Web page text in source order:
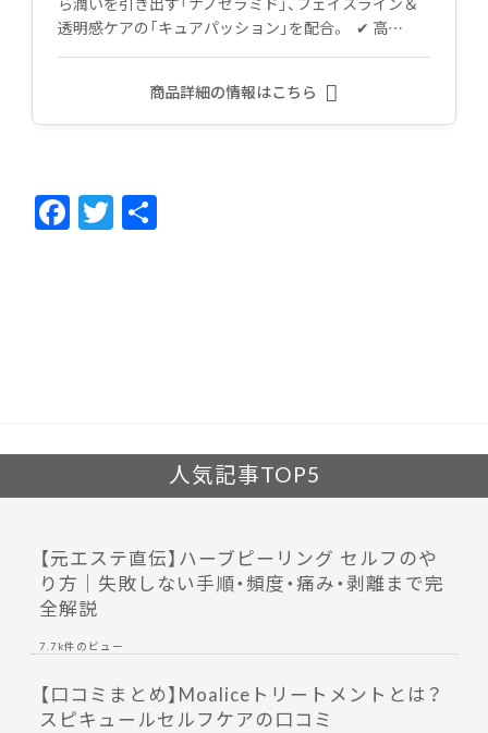
透明感ケアの「キュアパッション」を配合。 ✔ 高…
商品詳細の情報はこちら
F
ac
T
w
人気記事TOP5
【元エステ直伝】ハーブピーリング セルフのや
り方｜失敗しない手順・頻度・痛み・剥離まで完
全解説
7.7k件のビュー
【口コミまとめ】Moaliceトリートメントとは？
スピキュールセルフケアの口コミ